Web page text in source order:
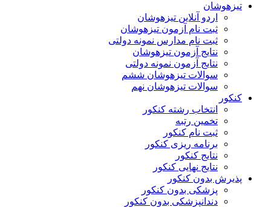
تیزهوشان
اردو آنلاین تیزهوشان
ثبت نام آزمون تیزهوشان
ثبت نام مدارس نمونه دولتی
نتایج آزمون تیزهوشان
نتایج آزمون نمونه دولتی
سوالات تیزهوشان ششم
سوالات تیزهوشان نهم
کنکور
انتخاب رشته کنکور
تخمین رتبه
ثبت نام کنکور
برنامه ریزی کنکور
نتایج کنکور
نتایج نهایی کنکور
پذیرش بدون کنکور
پزشکی بدون کنکور
دندانپزشکی بدون کنکور